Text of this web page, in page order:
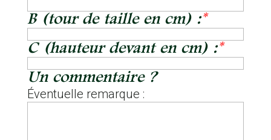
*
B (tour de taille en cm) :
*
C (hauteur devant en cm) :
Un commentaire ?
Éventuelle remarque :